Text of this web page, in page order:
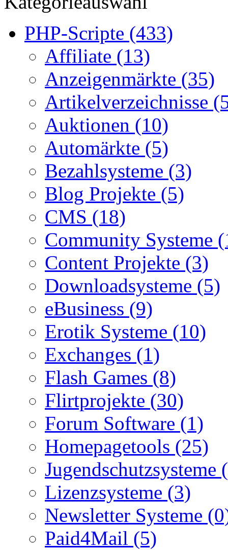
PHP-Scripte (433)
Affiliate (13)
Anzeigenmärkte (35)
Artikelverzeichnisse
Auktionen (10)
Automärkte (5)
Bezahlsysteme (3)
Blog Projekte (5)
CMS (18)
Community Systeme
Content Projekte (3)
Downloadsysteme (5)
eBusiness (9)
Erotik Systeme (10)
Exchanges (1)
Flash Games (8)
Flirtprojekte (30)
Forum Software (1)
Homepagetools (25)
Jugendschutzsysteme
Lizenzsysteme (3)
Newsletter Systeme
Paid4Mail (5)